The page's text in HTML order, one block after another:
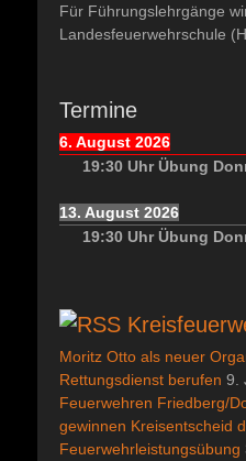
Für Führungslehrgänge
Landesfeuerwehrschule
Termine
6. August 2026
19:30 Uhr Übung
13. August 2026
19:30 Uhr Übung
Moritz Otto als neuer
Rettungsdienst berufen 9.
Feuerwehren Friedberg/
gewinnen Kreisentscheid
Feuerwehrleistungsübung